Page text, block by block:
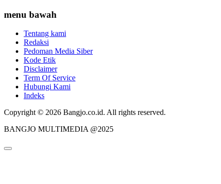
menu bawah
Tentang kami
Redaksi
Pedoman Media Siber
Kode Etik
Disclaimer
Term Of Service
Hubungi Kami
Indeks
Copyright © 2026 Bangjo.co.id. All rights reserved.
BANGJO MULTIMEDIA @2025